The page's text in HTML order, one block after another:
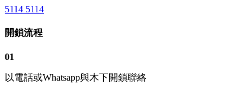
5114 5114
開鎖流程
01
以電話或Whatsapp與木下開鎖聯絡